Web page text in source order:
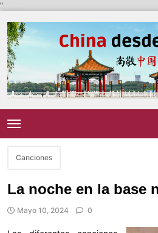
"
Canciones
La noche en la base
Mayo 10, 2024 0